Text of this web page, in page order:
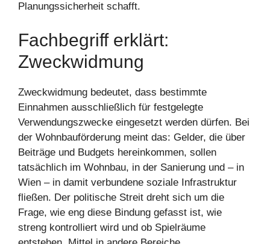
Planungssicherheit schafft.
Fachbegriff erklärt:
Zweckwidmung
Zweckwidmung bedeutet, dass bestimmte
Einnahmen ausschließlich für festgelegte
Verwendungszwecke eingesetzt werden dürfen. Bei
der Wohnbauförderung meint das: Gelder, die über
Beiträge und Budgets hereinkommen, sollen
tatsächlich im Wohnbau, in der Sanierung und – in
Wien – in damit verbundene soziale Infrastruktur
fließen. Der politische Streit dreht sich um die
Frage, wie eng diese Bindung gefasst ist, wie
streng kontrolliert wird und ob Spielräume